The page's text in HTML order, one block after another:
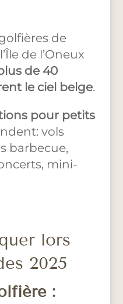
de
de l’Oneux
de 40
le ciel belge.
pour petits
vols
barbecue,
mini-
lors
2025
: